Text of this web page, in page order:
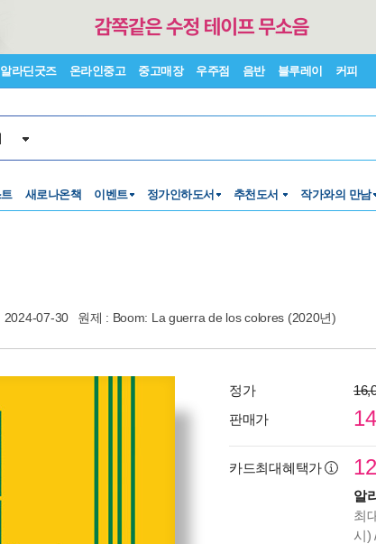
알라딘굿즈 온라인중고 중고매장 우주점 음반 블루레이 커피
새로나온책 이벤트 정가인하도서 추천도서 작가와의 만남
2024-07-30 원제 : Boom: La guerra de los colores (2020년)
정가
판매가
카드최대혜택가
알
최
시)